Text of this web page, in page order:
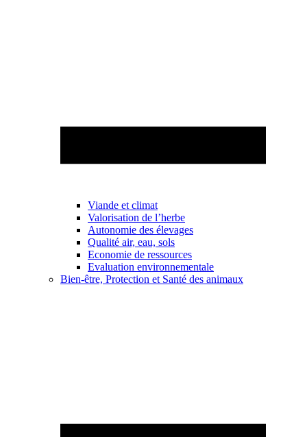
Viande et climat
Valorisation de l’herbe
Autonomie des élevages
Qualité air, eau, sols
Economie de ressources
Evaluation environnementale
Bien-être, Protection et Santé des animaux